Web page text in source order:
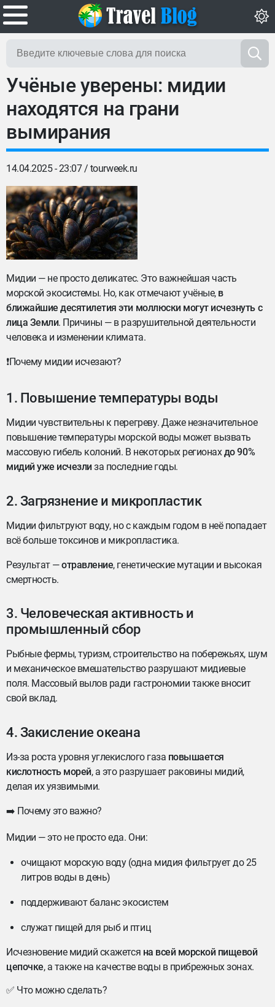
Учёные уверены: мидии
находятся на грани
вымирания
14.04.2025 - 23:07 / tourweek.ru
Мидии — не просто деликатес. Это важнейшая часть
морской экосистемы. Но, как отмечают учёные, в
ближайшие десятилетия эти моллюски могут исчезнуть с
лица Земли. Причины — в разрушительной деятельности
человека и изменении климата.
❗Почему мидии исчезают?
1. Повышение температуры воды
Мидии чувствительны к перегреву. Даже незначительное
повышение температуры морской воды может вызвать
массовую гибель колоний. В некоторых регионахдо 90%
мидий уже исчезлиза последние годы.
2. Загрязнение и микропластик
Мидии фильтруют воду, но с каждым годом в неё попадает
всё больше токсинов и микропластика.
Результат —отравление, генетические мутации и высокая
смертность.
3. Человеческая активность и
промышленный сбор
Рыбные фермы, туризм, строительство на побережьях, шум
и механическое вмешательство разрушают мидиевые
поля. Массовый вылов ради гастрономии также вносит
свой вклад.
4. Закисление океана
Из-за роста уровня углекислого газа повышается
кислотность морей, а это разрушает раковины мидий,
делая их уязвимыми.
➡️ Почему это важно?
Мидии — это не просто еда. Они:
очищают морскую воду (одна мидия фильтрует до 25
литров воды в день)
поддерживают баланс экосистем
служат пищей для рыб и птиц
Исчезновение мидий скажется на всей морской пищевой
цепочке, а также на качестве воды в прибрежных зонах.
✅ Что можно сделать?